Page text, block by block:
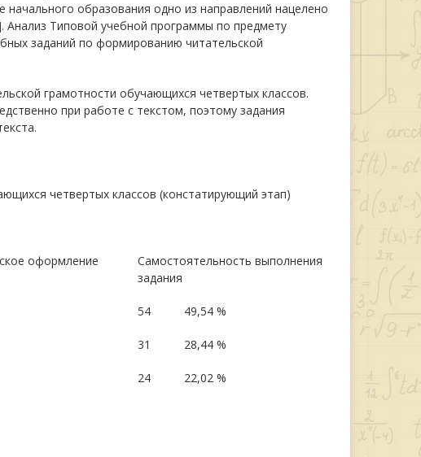
образования одно из направлений нацелено
Типовой учебной программы по предмету
заданий по формированию читательской
грамотности обучающихся четвертых классов.
при работе с текстом, поэтому задания
четвертых классов (констатирующий этап)
оформление
Самостоятельность выполнения
задания
54 49,54 %
31 28,44 %
24 22,02 %